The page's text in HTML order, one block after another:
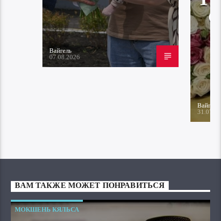
Вайгель
07.08.2026
Вайгель
ВАМ ТАКЖЕ МОЖЕТ ПОНРАВИТЬСЯ
МОКШЕНЬ КЯЛЬСА